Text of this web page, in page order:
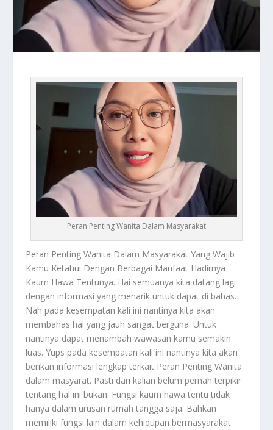
Peran Penting Wanita Dalam Masyarakat
Peran Penting Wanita Dalam Masyarakat Yang Wajib
Kamu Ketahui Dengan Berbagai Manfaat Hadirnya
Kaum Hawa Tentunya. Hai semuanya kita datang lagi
dengan informasi yang menarik untuk dapat di bahas.
Nah pada kesempatan kali ini nantinya kita akan
membahas hal yang jauh sangat berguna. Untuk
nantinya dapat menambah wawasan kamu semakin
luas. Yups pada kesempatan kali ini nantinya kita akan
berikan informasi lengkap terkait Peran Penting Wanita
dalam masyarat. Pasti dari kalian belum pernah terpikir
tentang hal ini bukan. Fungsi kaum hawa tentu tidak
hanya dalam urusan rumah tangga saja. Bahkan
memiliki fungsi lain dalam kehidupan bermasyarakat.